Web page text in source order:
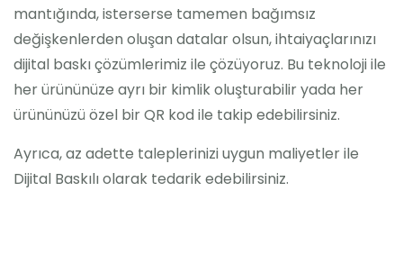
mantığında, isterserse tamemen bağımsız
değişkenlerden oluşan datalar olsun, ihtaiyaçlarınızı
dijital baskı çözümlerimiz ile çözüyoruz. Bu teknoloji ile
her ürününüze ayrı bir kimlik oluşturabilir yada her
ürününüzü özel bir QR kod ile takip edebilirsiniz.
Ayrıca, az adette taleplerinizi uygun maliyetler ile
Dijital Baskılı olarak tedarik edebilirsiniz.